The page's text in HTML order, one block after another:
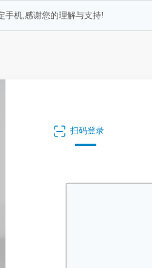
手机,感谢您的理解与支持!
扫码登录